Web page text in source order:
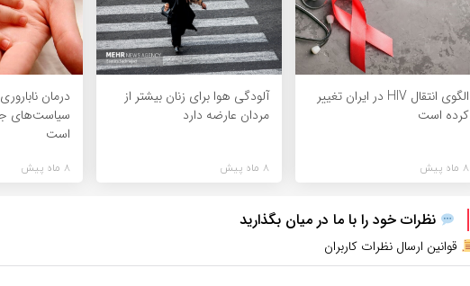
الگوی انتقال HIV در ایران تغییر
کرده است
8 ماه پیش
آلودگی هوا برای زنان بیشتر از
مردان عارضه دارد
8 ماه پیش
درمان
سیاست‌های
است
8 ماه پیش
نظرات خود را با ما در میان بگذارید
قوانین ارسال نظرات کاربران